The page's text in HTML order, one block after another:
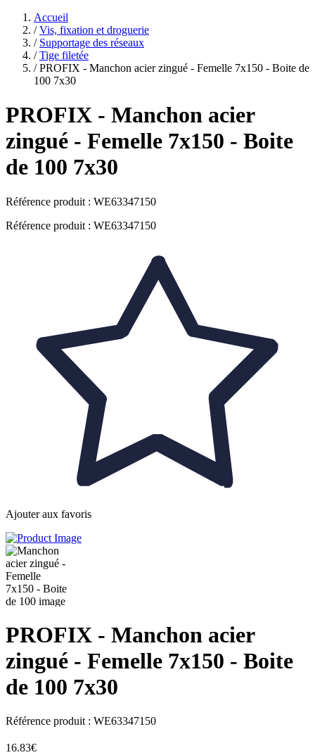
Accueil
/ Vis, fixation et droguerie
/ Supportage des réseaux
/ Tige filetée
/ PROFIX - Manchon acier zingué - Femelle 7x150 - Boite de
100 7x30
PROFIX - Manchon acier
zingué - Femelle 7x150 - Boite
de 100 7x30
Référence produit : WE63347150
Référence produit : WE63347150
Ajouter aux favoris
PROFIX - Manchon acier
zingué - Femelle 7x150 - Boite
de 100 7x30
Référence produit : WE63347150
16.83€